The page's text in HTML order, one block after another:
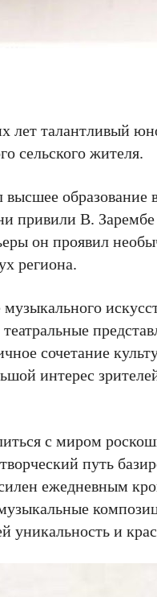
лет талантливый
сельского жителя.
образование
привили В.
он проявил
региона.
сочетание
интерес
с миром
путь
ежедневным
уникальность и